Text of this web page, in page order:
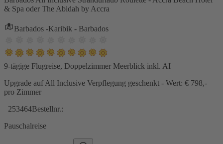
& Spa oder The Abidah by Accra
Barbados -Karibik - Barbados
9-tägige Flugreise, Doppelzimmer Meerblick inkl. AI
Upgrade auf All Inclusive Verpflegung geschenkt - Wert: € 798,-
pro Zimmer
253464Bestellnr.:
Pauschalreise